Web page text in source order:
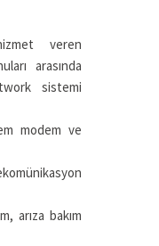
veren
arasında
sistemi
modem ve
arıza bakım